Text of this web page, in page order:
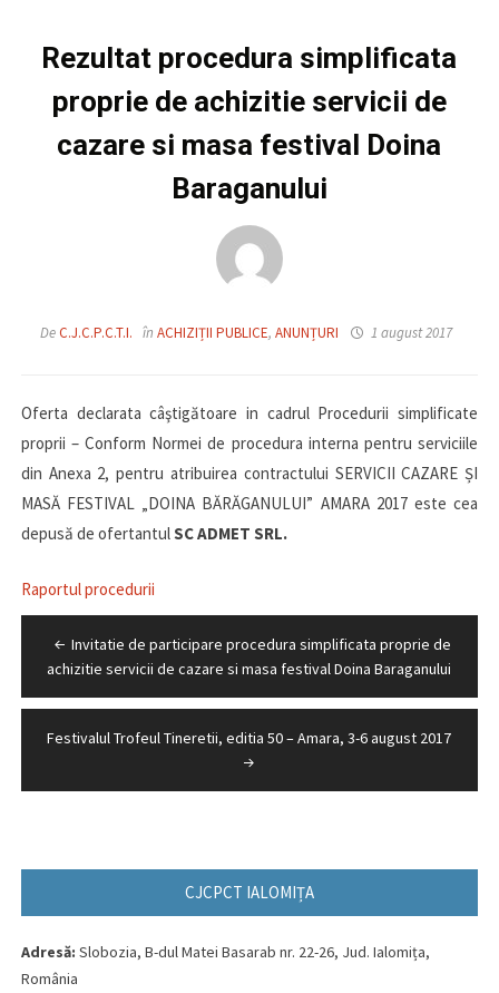
Rezultat procedura simplificata
proprie de achizitie servicii de
cazare si masa festival Doina
Baraganului
DeC.J.C.P.C.T.I. în ACHIZIȚII PUBLICE, ANUNȚURI 1 august 2017
Oferta declarata câştigătoare in cadrul Procedurii simplificate
proprii – Conform Normei de procedura interna pentru serviciile
din Anexa 2, pentru atribuirea contractului SERVICII CAZARE ȘI
MASĂ FESTIVAL „DOINA BĂRĂGANULUI” AMARA 2017 este cea
depusă de ofertantulSC ADMET SRL.
Raportul procedurii
Navigare
în
articole
Invitatie de participare procedura simplificata proprie de
achizitie servicii de cazare si masa festival Doina Baraganului
Festivalul Trofeul Tineretii, editia 50 – Amara, 3-6 august 2017
CJCPCT IALOMIȚA
Adresă: Slobozia, B-dul Matei Basarab nr. 22-26, Jud. Ialomița,
România